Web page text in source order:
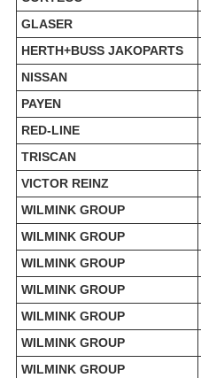
GLASER
HERTH+BUSS JAKOPARTS
NISSAN
PAYEN
RED-LINE
TRISCAN
VICTOR REINZ
WILMINK GROUP
WILMINK GROUP
WILMINK GROUP
WILMINK GROUP
WILMINK GROUP
WILMINK GROUP
WILMINK GROUP